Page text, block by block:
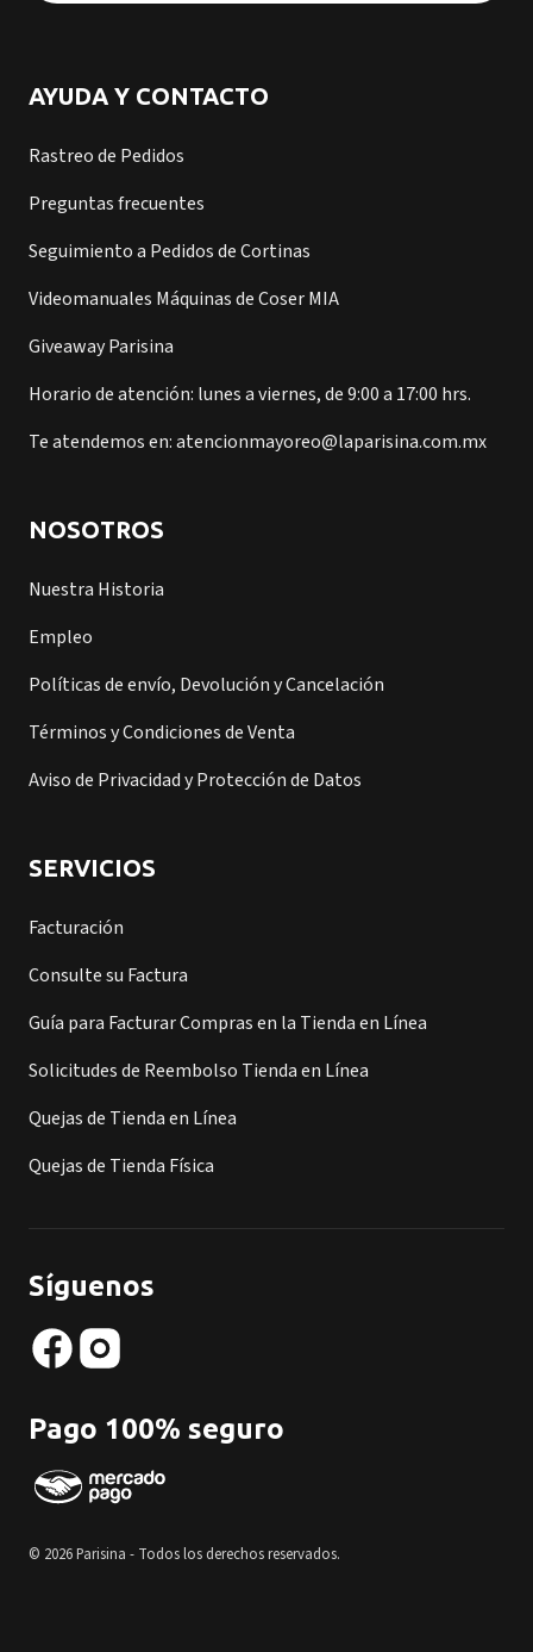
AYUDA Y CONTACTO
Rastreo de Pedidos
Preguntas frecuentes
Seguimiento a Pedidos de Cortinas
Videomanuales Máquinas de Coser MIA
Giveaway Parisina
Horario de atención: lunes a viernes, de 9:00 a 17:00 hrs.
Te atendemos en: atencionmayoreo@laparisina.com.mx
NOSOTROS
Nuestra Historia
Empleo
Políticas de envío, Devolución y Cancelación
Términos y Condiciones de Venta
Aviso de Privacidad y Protección de Datos
SERVICIOS
Facturación
Consulte su Factura
Guía para Facturar Compras en la Tienda en Línea
Solicitudes de Reembolso Tienda en Línea
Quejas de Tienda en Línea
Quejas de Tienda Física
Síguenos
Pago 100% seguro
© 2026 Parisina - Todos los derechos reservados.